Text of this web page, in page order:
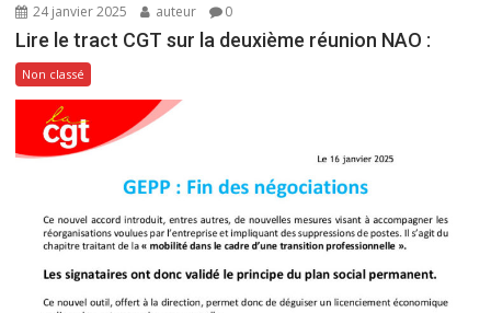
24 janvier 2025 auteur 0
Lire le tract CGT sur la deuxième réunion NAO :
Non classé